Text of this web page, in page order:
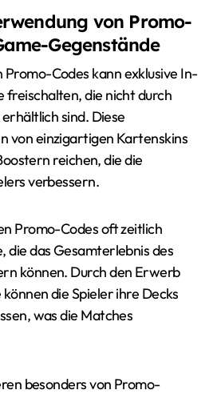
von Promo-
Gegenstände
Promo-Codes kann exklusive In-
die nicht durch
sind. Diese
von einzigartigen Kartenskins
reichen, die die
verbessern.
Promo-Codes oft zeitlich
die das Gesamterlebnis des
können. Durch den Erwerb
die Spieler ihre Decks
was die Matches
besonders von Promo-